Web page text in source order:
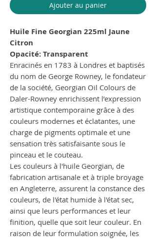
Ajouter au panier
Huile Fine Georgian 225ml Jaune
Citron
Opacité: Transparent
Enracinés en 1783 à Londres et baptisés
du nom de George Rowney, le fondateur
de la société, Georgian Oil Colours de
Daler-Rowney enrichissent l’expression
artistique contemporaine grâce à des
couleurs modernes et éclatantes, une
charge de pigments optimale et une
sensation très satisfaisante sous le
pinceau et le couteau.
Les couleurs à l'huile Georgian, de
fabrication artisanale et à triple broyage
en Angleterre, assurent la constance des
couleurs, de l'état humide à l'état sec,
ainsi que leurs performances et leur
finition, quelle que soit leur couleur. En
raison de leur formulation soignée, les